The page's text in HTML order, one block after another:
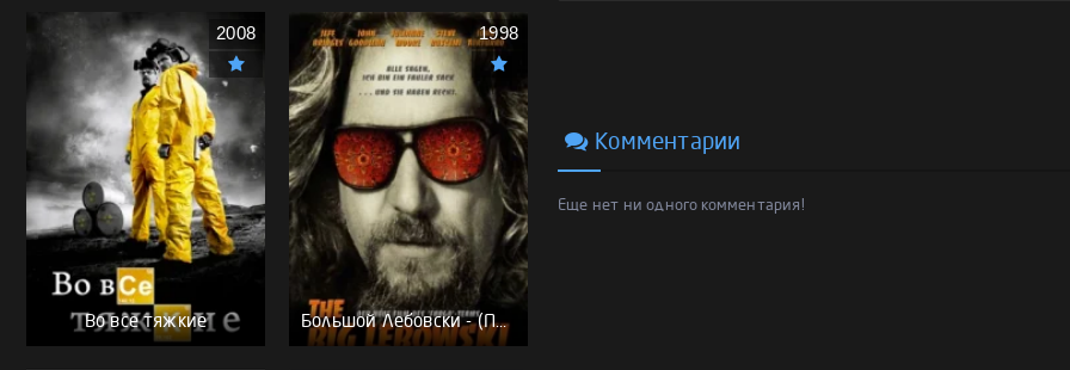
Во все тяжкие
2008
Большой Лебовски - (Перевод Гоблина)
1998
Комментарии
Еще нет ни одного комментария!